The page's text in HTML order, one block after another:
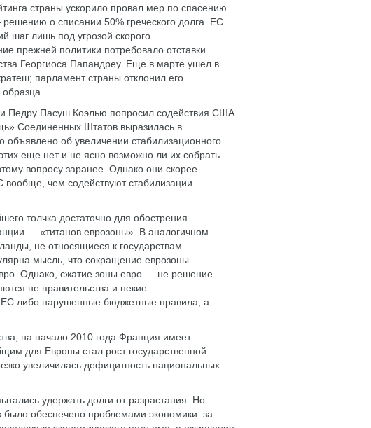
страны ускорило провал мер по спасению
о списании 50% греческого долга. ЕС
шаг лишь под угрозой скорого
прежней политики потребовало отставки
Георгиоса Папандреу. Еще в марте ушел в
парламент страны отклонил его
Педру Пасуш Коэлью попросил содействия США
Соединенных Штатов выразилась в
об увеличении стабилизационного
еще нет и не ясно возможно ли их собрать.
вопросу заранее. Однако они скорее
чем содействуют стабилизации
толчка достаточно для обострения
— «титанов еврозоны». В аналогичном
не относящиеся к государствам
мысль, что сокращение еврозоны
Однако, сжатие зоны евро — не решение.
не правительства и некие
либо нарушенные бюджетные правила, а
на начало 2010 года Франция имеет
для Европы стал рост государственной
увеличилась дефицитность национальных
удержать долги от разрастания. Но
было обеспечено проблемами экономики: за